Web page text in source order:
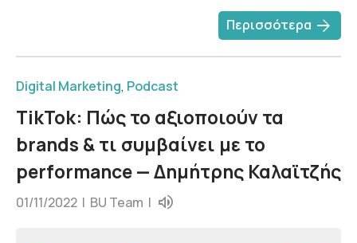
Περισσότερα arrow_forward
Digital Marketing, Podcast
TikTok: Πώς το αξιοποιούν τα
brands & τι συμβαίνει με το
performance — Δημήτρης Καλαϊτζής
01/11/2022 | BU Team |